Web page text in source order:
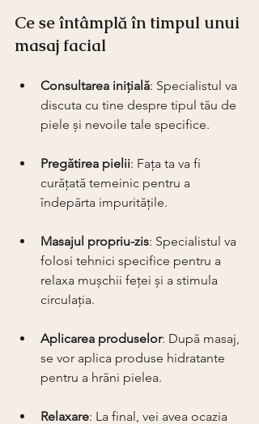
Ce se întâmplă în timpul unui
masaj facial
Consultarea inițială: Specialistul va
discuta cu tine despre tipul tău de
piele și nevoile tale specifice.
Pregătirea pielii: Fața ta va fi
curățată temeinic pentru a
îndepărta impuritățile.
Masajul propriu-zis: Specialistul va
folosi tehnici specifice pentru a
relaxa mușchii feței și a stimula
circulația.
Aplicarea produselor: După masaj,
se vor aplica produse hidratante
pentru a hrăni pielea.
Relaxare: La final, vei avea ocazia